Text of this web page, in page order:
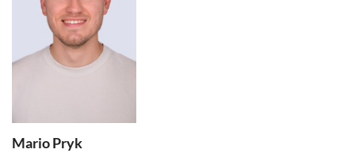
MarioPryk